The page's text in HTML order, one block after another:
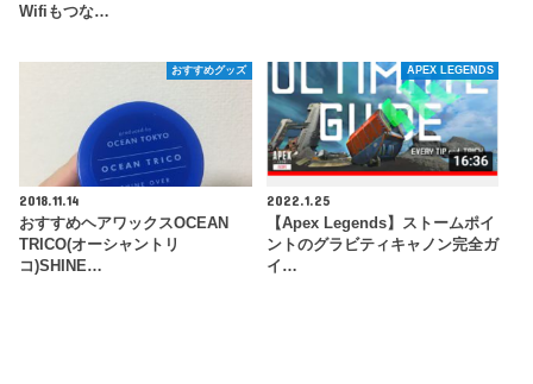
Wifiもつな…
おすすめグッズ
2018.11.14
おすすめヘアワックスOCEAN
TRICO(オーシャントリ
コ)SHINE…
APEX LEGENDS
2022.1.25
【Apex Legends】ストームポイ
ントのグラビティキャノン完全ガ
イ…